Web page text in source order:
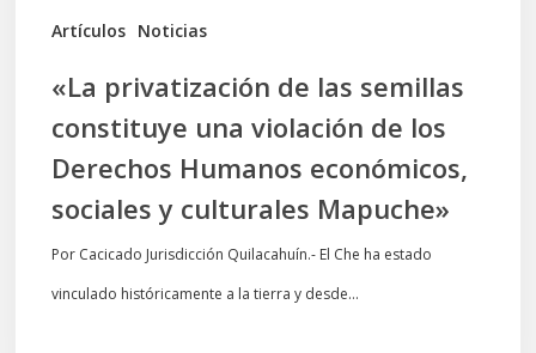
Artículos Noticias
Humanos
económicos,
sociales
culturales
Mapuche»
«La privatización de las semillas
constituye una violación de los
Derechos Humanos económicos,
sociales y culturales Mapuche»
Por Cacicado Jurisdicción Quilacahuín.- El Che ha estado
vinculado históricamente a la tierra y desde…